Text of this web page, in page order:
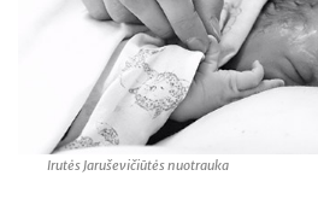
Irutės Jaruševičiūtės nuotrauka